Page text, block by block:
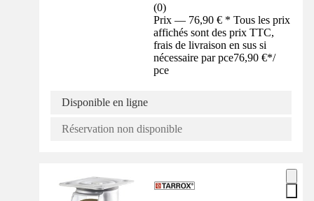
(0)
Prix — 76,90 € * Tous les prix
affichés sont des prix TTC,
frais de livraison en sus si
nécessaire par pce76,90 €*/
pce
Disponible en ligne
Réservation non disponible